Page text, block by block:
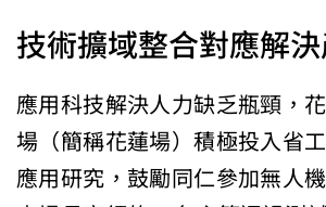
技術擴域整合對應解
應用科技解決人力缺乏瓶頸，
場（簡稱花蓮場）積極投入省
應用研究，鼓勵同仁參加無人